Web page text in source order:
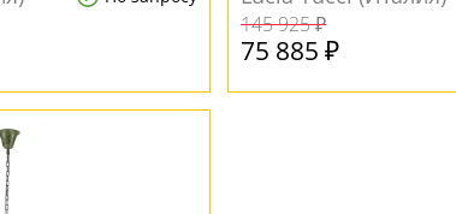
145 925 ₽
75 885 ₽